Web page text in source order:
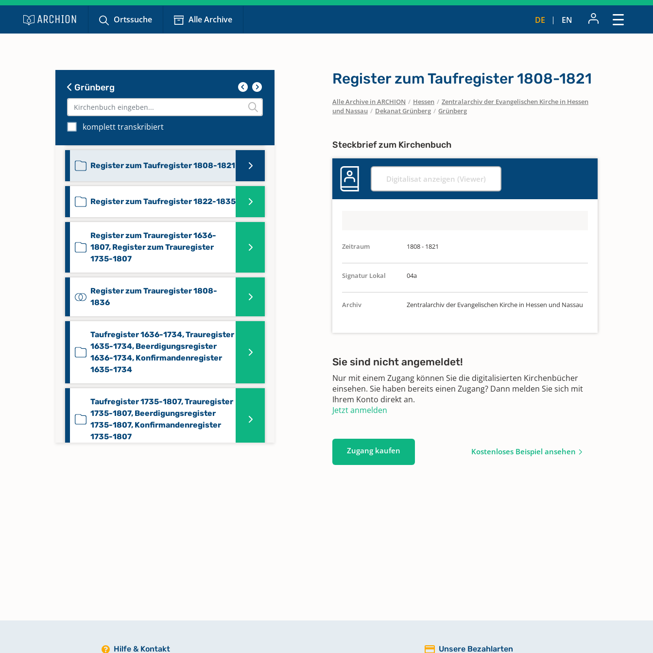
Ortssuche Alle Archive DE EN
Grünberg
komplett transkribiert
Register zum Beerdigungsregister
1808-1828
Register zum Taufregister 1636-1734
Register zum Taufregister 1735-1807
Register zum Taufregister 1808-1821
Register zum Taufregister 1822-1835
Register zum Trauregister 1636-
1807, Register zum Trauregister
1735-1807
Register zum Trauregister 1808-
1836
Taufregister 1636-1734, Trauregister
1635-1734, Beerdigungsregister
1636-1734, Konfirmandenregister
1635-1734
Taufregister 1735-1807, Trauregister
1735-1807, Beerdigungsregister
1735-1807, Konfirmandenregister
1735-1807
Register zum Taufregister 1808-1821
Alle Archive in ARCHION / Hessen / Zentralarchiv der Evangelischen Kirche in Hessen
und Nassau / Dekanat Grünberg / Grünberg
Steckbrief zum Kirchenbuch
Digitalisat anzeigen (Viewer)
Zeitraum 1808 - 1821
Signatur Lokal 04a
Archiv Zentralarchiv der Evangelischen Kirche in Hessen und Nassau
Sie sind nicht angemeldet!
Nur mit einem Zugang können Sie die digitalisierten Kirchenbücher
einsehen. Sie haben bereits einen Zugang? Dann melden Sie sich mit
Ihrem Konto direkt an.
Jetzt anmelden
Zugang kaufen Kostenloses Beispiel ansehen
Hilfe & Kontakt Unsere Bezahlarten